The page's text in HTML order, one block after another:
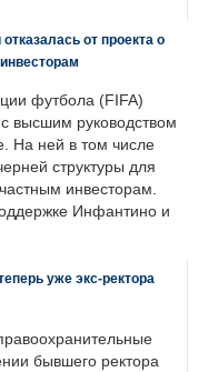
от проекта о
футбола (FIFA)
высшим руководством
На ней в том числе
структуры для
инвесторам.
Инфантино и
уже экс-ректора
бывшего ректора